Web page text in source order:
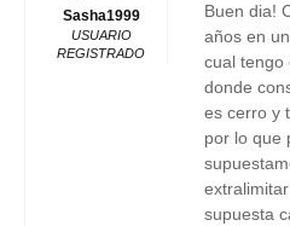
Sasha1999
USUARIO
REGISTRADO
Buen dia!
años en
cual tengo
donde
es cerro y
por lo que
supuesta